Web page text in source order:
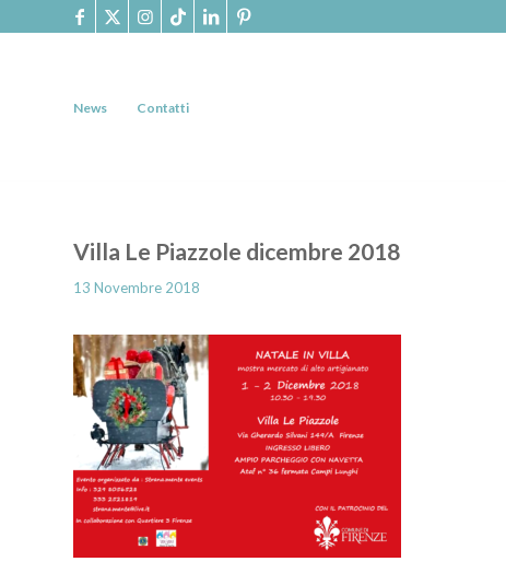
News Contatti
Villa Le Piazzole dicembre 2018
13 Novembre 2018